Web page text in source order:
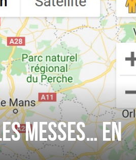
messes… en